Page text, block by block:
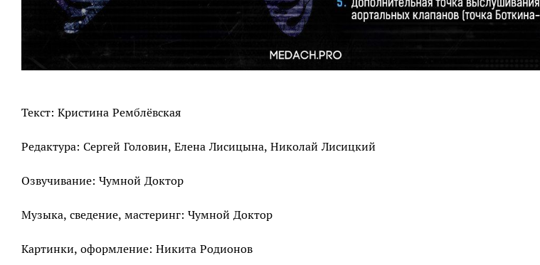
Текст: Кристина Ремблёвская
Редактура: Сергей Головин, Елена Лисицына, Николай Лисицкий
Озвучивание: Чумной Доктор
Музыка, сведение, мастеринг: Чумной Доктор
Картинки, оформление: Никита Родионов